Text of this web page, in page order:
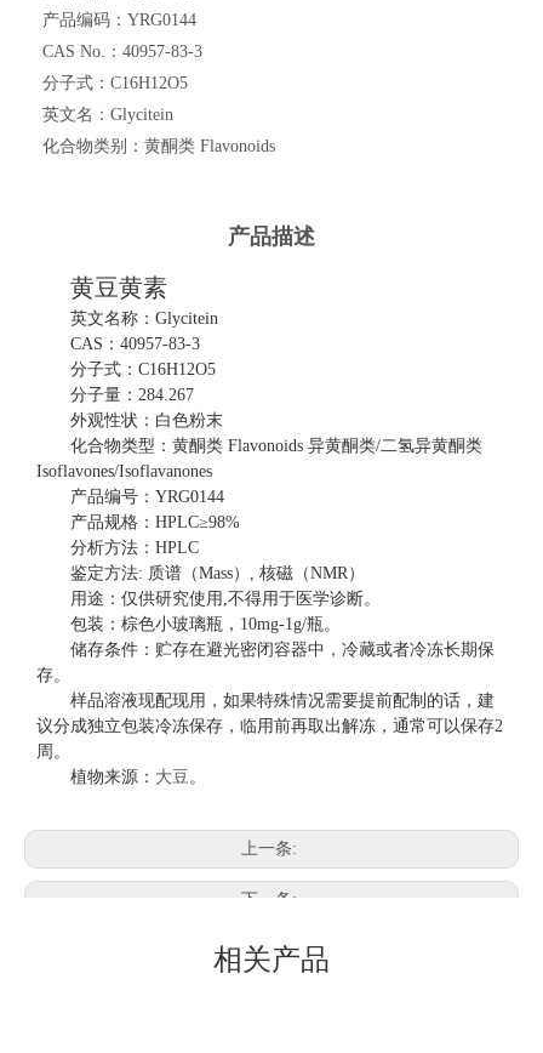
产品编码： YRG0144
CAS No.： 40957-83-3
分子式： C16H12O5
英文名： Glycitein
化合物类别： 黄酮类 Flavonoids
产品描述
黄豆黄素
英文名称： Glycitein
CAS：40957-83-3
分子式： C16H12O5
分子量： 284.267
外观性状：白色粉末
化合物类型：黄酮类 Flavonoids 异黄酮类/二氢异黄酮类
Isoflavones/Isoflavanones
产品编号： YRG0144
产品规格： HPLC≥98%
分析方法： HPLC
鉴定方法: 质谱（Mass）, 核磁（NMR）
用途：仅供研究使用 ,不得用于医学诊断。
包装：棕色小玻璃瓶， 10mg-1g/瓶。
储存条件：贮存在避光密闭容器中，冷藏或者冷冻长期保
存。
样品溶液现配现用，如果特殊情况需要提前配制的话，建
议分成独立包装冷冻保存，临用前再取出解冻，通常可以保存2
周。
植物来源： 大豆。
上一条:
下一条:
相关产品